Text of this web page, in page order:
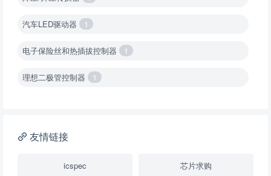
汽车LED驱动器 1
电子保险丝和热插拔控制器 1
理想二极管控制器 1
降压转换器（继承开关）
友情链接
icspec 芯片求购